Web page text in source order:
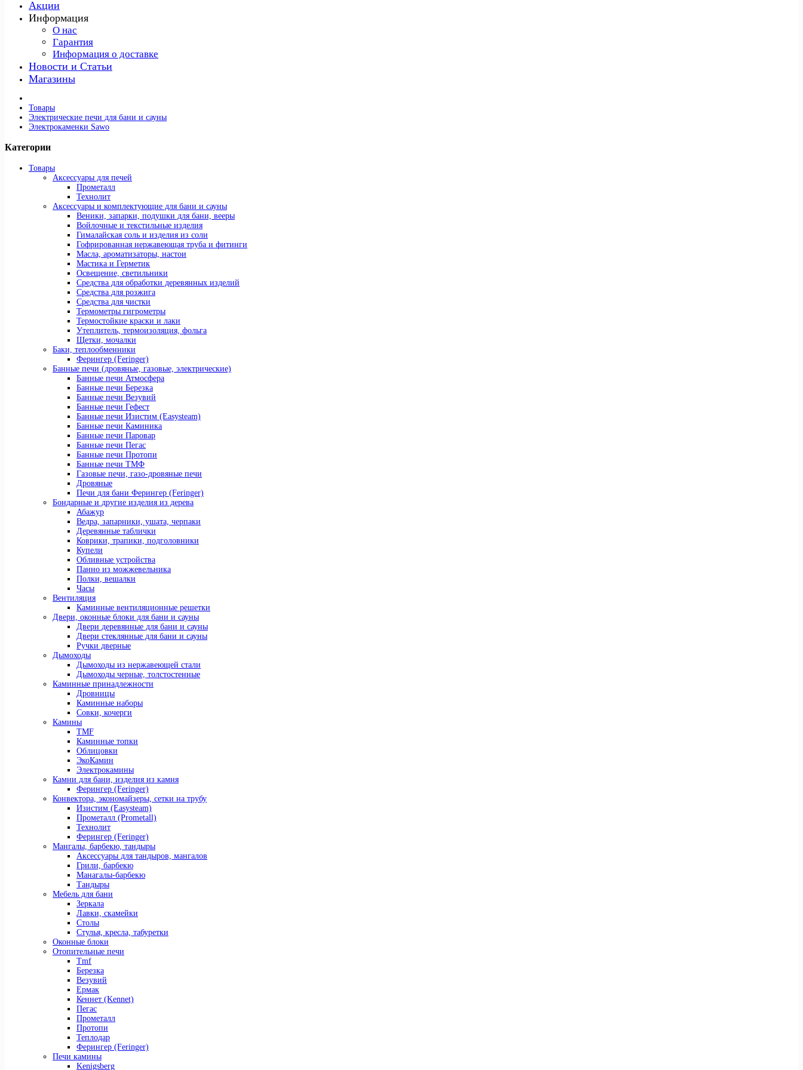
Акции
Информация
О нас
Гарантия
Информация о доставке
Новости и Статьи
Магазины
Товары
Электрические печи для бани и сауны
Электрокаменки Sawo
Категории
Товары
Аксессуары для печей
Прометалл
Технолит
Аксессуары и комплектующие для бани и сауны
Веники, запарки, подушки для бани, вееры
Войлочные и текстильные изделия
Гималайская соль и изделия из соли
Гофрированная нержавеющая труба и фитинги
Масла, ароматизаторы, настои
Мастика и Герметик
Освещение, светильники
Средства для обработки деревянных изделий
Средства для розжига
Средства для чистки
Термометры гигрометры
Термостойкие краски и лаки
Утеплитель, термоизоляция, фольга
Щетки, мочалки
Баки, теплообменники
Ферингер (Feringer)
Банные печи (дровяные, газовые, электрические)
Банные печи Атмосфера
Банные печи Березка
Банные печи Везувий
Банные печи Гефест
Банные печи Изистим (Easysteam)
Банные печи Каминика
Банные печи Паровар
Банные печи Пегас
Банные печи Протопи
Банные печи ТМФ
Газовые печи, газо-дровяные печи
Дровяные
Печи для бани Ферингер (Feringer)
Бондарные и другие изделия из дерева
Абажур
Ведра, запарники, ушата, черпаки
Деревянные таблички
Коврики, трапики, подголовники
Купели
Обливные устройства
Панно из можжевельника
Полки, вешалки
Часы
Вентиляция
Каминные вентиляционные решетки
Двери, оконные блоки для бани и сауны
Двери деревянные для бани и сауны
Двери стеклянные для бани и сауны
Ручки дверные
Дымоходы
Дымоходы из нержавеющей стали
Дымоходы черные, толстостенные
Каминные принадлежности
Дровницы
Каминные наборы
Совки, кочерги
Камины
TMF
Каминные топки
Облицовки
ЭкоКамин
Электрокамины
Камни для бани, изделия из камня
Ферингер (Feringer)
Конвектора, экономайзеры, сетки на трубу
Изистим (Easysteam)
Прометалл (Рrometall)
Технолит
Ферингер (Feringer)
Мангалы, барбекю, тандыры
Аксессуары для тандыров, мангалов
Грили, барбекю
Манагалы-барбекю
Тандыры
Мебель для бани
Зеркала
Лавки, скамейки
Столы
Стулья, кресла, табуретки
Оконные блоки
Отопительные печи
Tmf
Березка
Везувий
Ермак
Кеннет (Kennet)
Пегас
Прометалл
Протопи
Теплодар
Ферингер (Feringer)
Печи камины
Kenigsberg